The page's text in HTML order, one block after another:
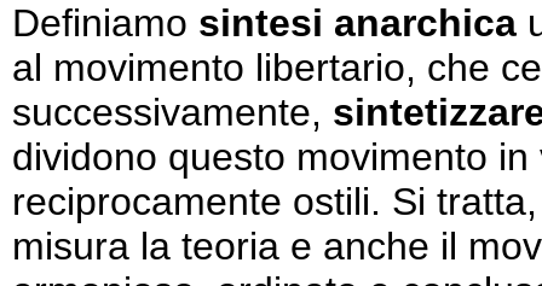
Definiamo sintesi anarchica
al movimento libertario, che
successivamente,
dividono questo movimento
reciprocamente ostili. Si
misura la teoria e anche il